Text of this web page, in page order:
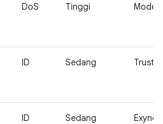
DoS Tinggi Modem
ID Sedang Trusty
ID Sedang Exynos